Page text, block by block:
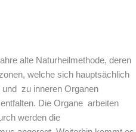
alte Naturheilmethode, deren
welche sich hauptsächlich
zu inneren Organen
Die Organe arbeiten
werden die